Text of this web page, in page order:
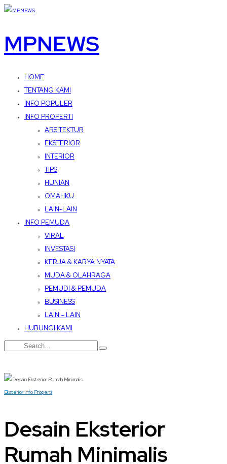
MPNEWS
HOME
TENTANG KAMI
INFO POPULER
INFO PROPERTI
ARSITEKTUR
EKSTERIOR
INTERIOR
TIPS
HUNIAN
OMAHKU
LAIN-LAIN
INFO PEMUDA
VIRAL
INVESTASI
KERJA & KARYA NYATA
MUDA & OLAHRAGA
PEMUDI & PEMUDA
BUSINESS
LAIN – LAIN
HUBUNGI KAMI
Eksterior Info Properti
Desain Eksterior
Rumah Minimalis